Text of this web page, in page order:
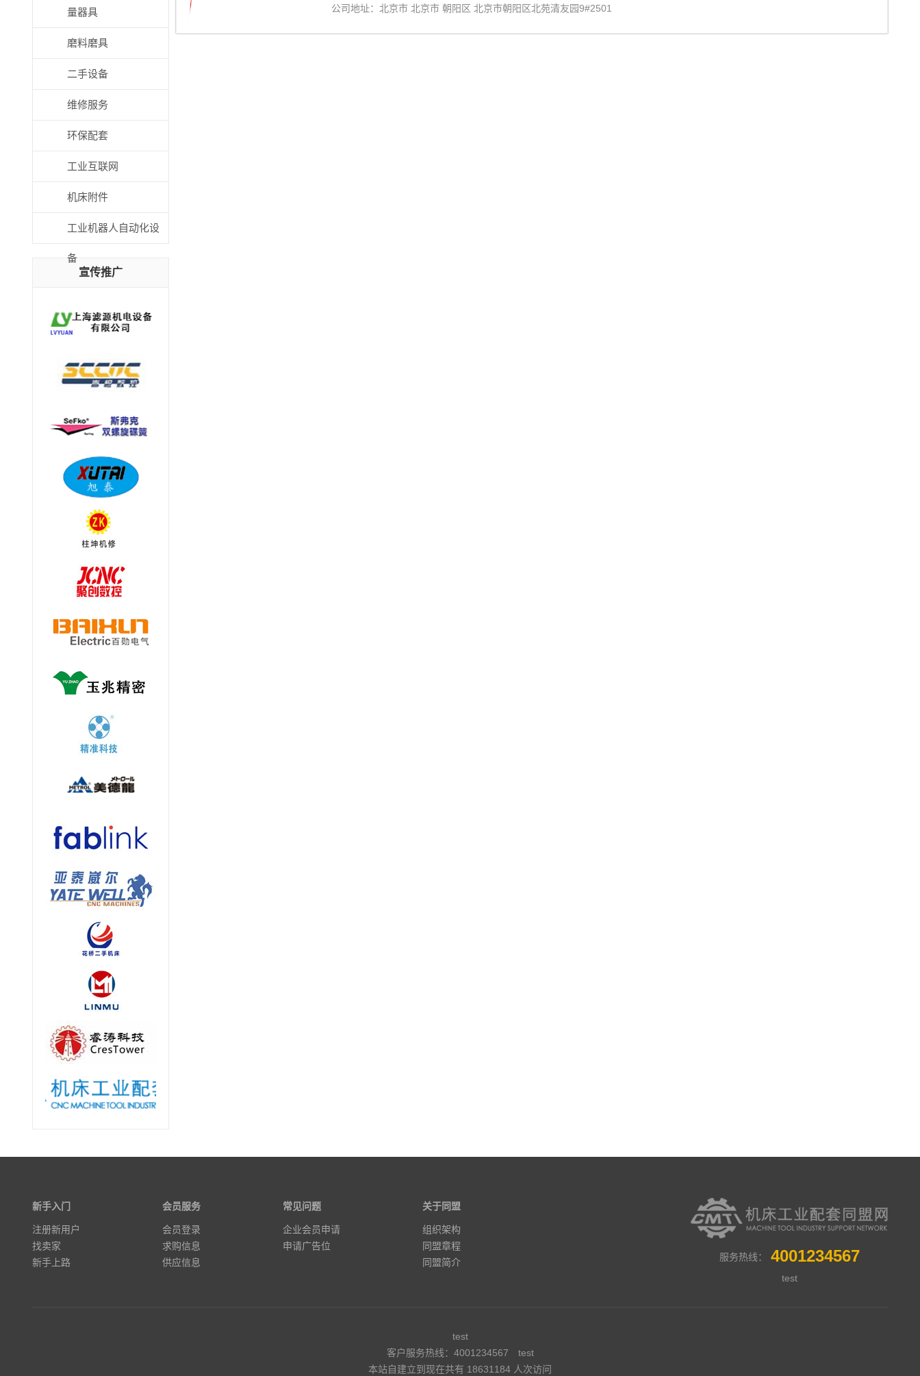
量器具
磨料磨具
二手设备
维修服务
环保配套
工业互联网
机床附件
工业机器人自动化设
备
宣传推广
公司地址：北京市 北京市 朝阳区 北京市朝阳区北苑清友园9#2501
新手入门
注册新用户
找卖家
新手上路
会员服务
会员登录
求购信息
供应信息
常见问题
企业会员申请
申请广告位
关于同盟
组织架构
同盟章程
同盟简介
服务热线： 4001234567
test
test
客户服务热线：4001234567 test
本站自建立到现在共有 18631184 人次访问